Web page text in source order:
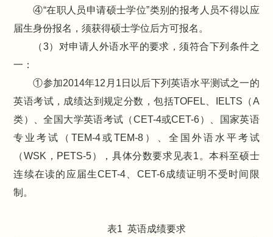
④“在职人员申请硕士学位”类别的报考人员不得以应
届生身份报名，须获得硕士学位后方可报名。
（3）对申请人外语水平的要求，须符合下列条件之
一：
①参加2014年12月1日以后下列英语水平测试之一的
英语考试，成绩达到规定分数，包括TOFEL、IELTS（A
类）、全国大学英语考试（CET-4或CET-6）、国家英语
专业考试（TEM-4或TEM-8）、全国外语水平考试
（WSK，PETS-5），具体分数要求见表1。本科至硕士
连续在读的应届生CET-4、CET-6成绩证明不受时间限
制。
表1 英语成绩要求